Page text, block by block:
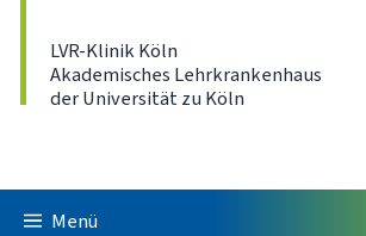
LVR-Klinik Köln
Akademisches Lehrkrankenhaus
der Universität zu Köln
Menü